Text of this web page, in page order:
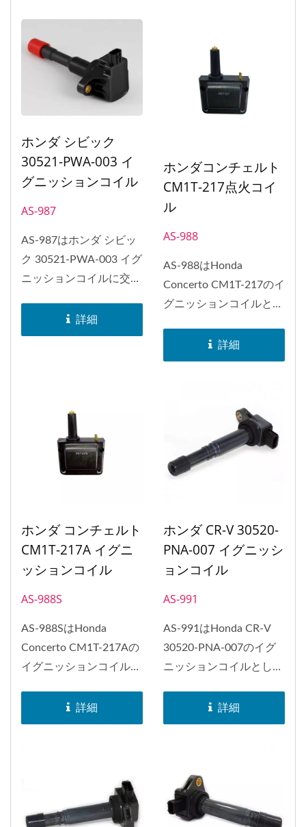
ホンダ シビック
30521-PWA-003 イ
グニッションコイル
AS-987
AS-987はホンダ シビッ
ク 30521-PWA-003 イグ
ニッションコイルに交換
詳細
ホンダコンチェルト
CM1T-217点火コイ
ル
AS-988
AS-988はHonda
Concerto CM1T-217のイ
グニッションコイルとし
詳細
ホンダ コンチェルト
CM1T-217A イグニ
ッションコイル
AS-988S
AS-988SはHonda
Concerto CM1T-217Aの
イグニッションコイルと
詳細
ホンダ CR-V 30520-
PNA-007 イグニッシ
ョンコイル
AS-991
AS-991はHonda CR-V
30520-PNA-007のイグ
ニッションコイルとして
詳細